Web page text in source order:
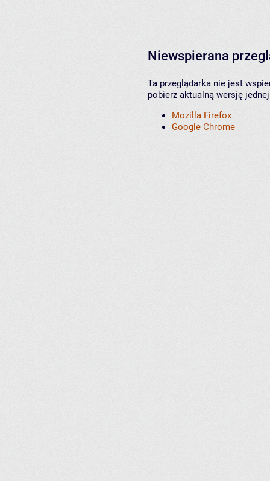
Niewspierana
Ta przeglądarka nie jest
pobierz aktualną wersję
Mozilla Firefox
Google Chrome